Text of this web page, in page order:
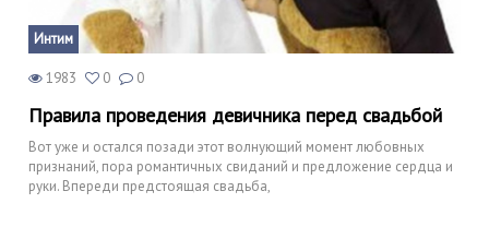
Интим
1983 0 0
Правила проведения девичника перед свадьбой
Вот уже и остался позади этот волнующий момент любовных
признаний, пора романтичных свиданий и предложение сердца и
руки. Впереди предстоящая свадьба,